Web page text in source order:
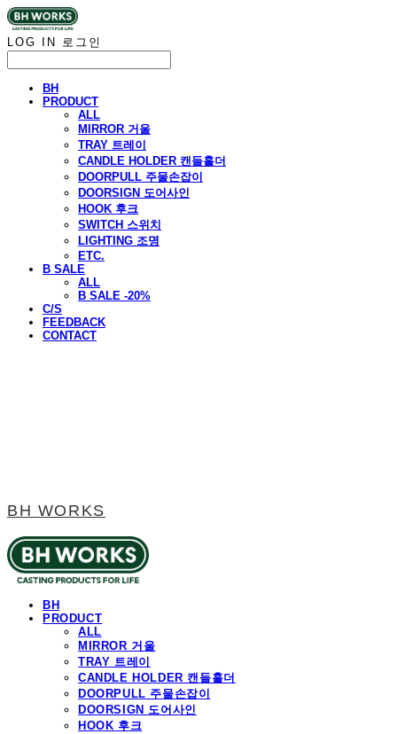
LOG IN 로그인
BH
PRODUCT
ALL
MIRROR 거울
TRAY 트레이
CANDLE HOLDER 캔들홀더
DOORPULL 주물손잡이
DOORSIGN 도어사인
HOOK 후크
SWITCH 스위치
LIGHTING 조명
ETC.
B SALE
ALL
B SALE -20%
C/S
FEEDBACK
CONTACT
BH WORKS
BH
PRODUCT
ALL
MIRROR 거울
TRAY 트레이
CANDLE HOLDER 캔들홀더
DOORPULL 주물손잡이
DOORSIGN 도어사인
HOOK 후크